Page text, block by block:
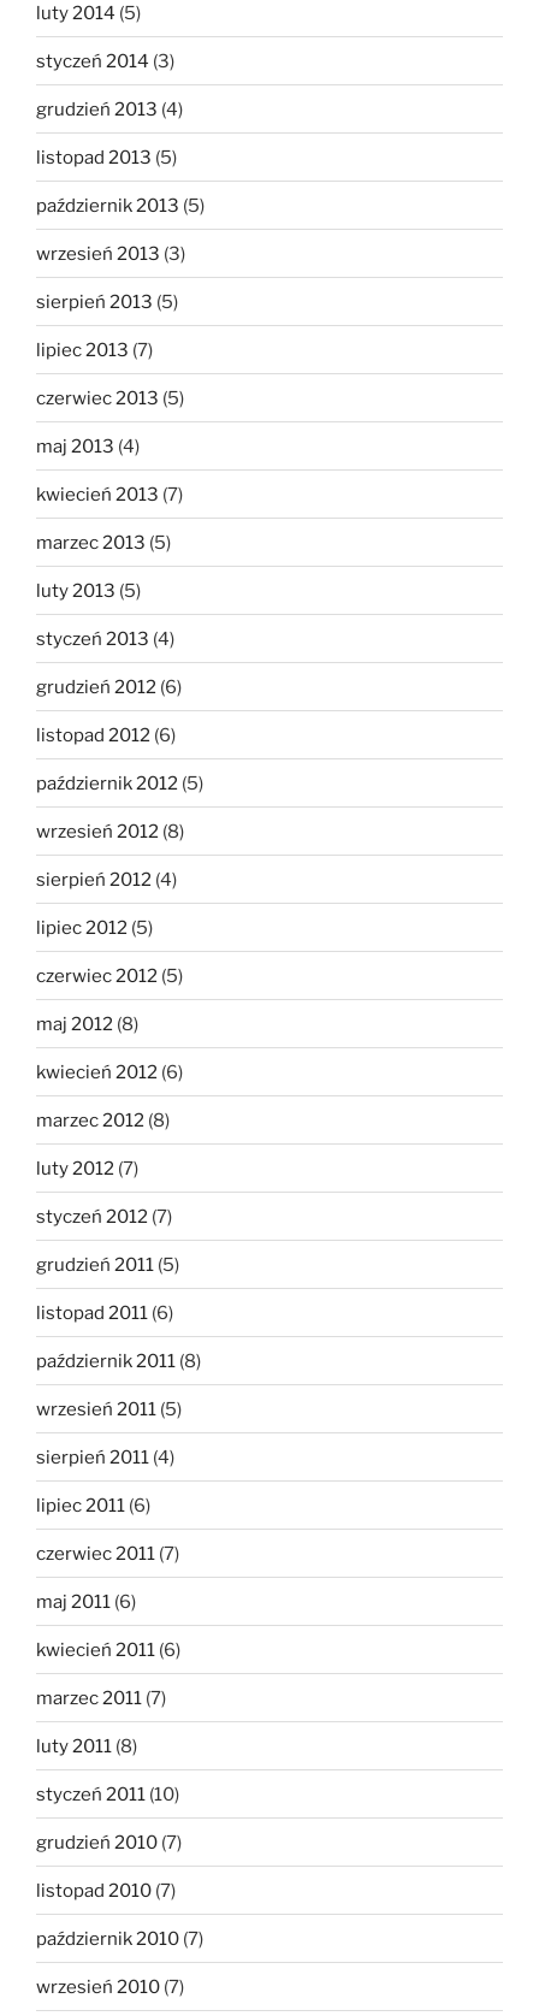
luty 2014 (5)
styczeń 2014 (3)
grudzień 2013 (4)
listopad 2013 (5)
październik 2013 (5)
wrzesień 2013 (3)
sierpień 2013 (5)
lipiec 2013 (7)
czerwiec 2013 (5)
maj 2013 (4)
kwiecień 2013 (7)
marzec 2013 (5)
luty 2013 (5)
styczeń 2013 (4)
grudzień 2012 (6)
listopad 2012 (6)
październik 2012 (5)
wrzesień 2012 (8)
sierpień 2012 (4)
lipiec 2012 (5)
czerwiec 2012 (5)
maj 2012 (8)
kwiecień 2012 (6)
marzec 2012 (8)
luty 2012 (7)
styczeń 2012 (7)
grudzień 2011 (5)
listopad 2011 (6)
październik 2011 (8)
wrzesień 2011 (5)
sierpień 2011 (4)
lipiec 2011 (6)
czerwiec 2011 (7)
maj 2011 (6)
kwiecień 2011 (6)
marzec 2011 (7)
luty 2011 (8)
styczeń 2011 (10)
grudzień 2010 (7)
listopad 2010 (7)
październik 2010 (7)
wrzesień 2010 (7)